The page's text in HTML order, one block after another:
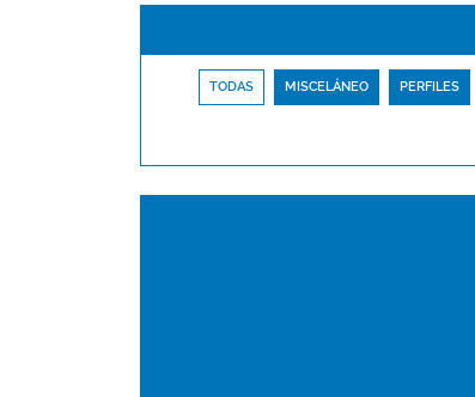
TODAS MISCELÁNEO PERFILES